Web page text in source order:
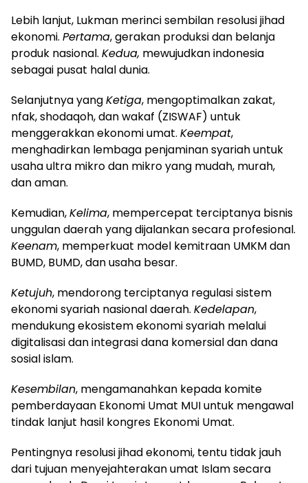
Lebih lanjut, Lukman merinci sembilan resolusi jihad
ekonomi. Pertama, gerakan produksi dan belanja
produk nasional. Kedua, mewujudkan indonesia
sebagai pusat halal dunia.
Selanjutnya yangKetiga, mengoptimalkan zakat,
nfak, shodaqoh, dan wakaf (ZISWAF) untuk
menggerakkan ekonomi umat. Keempat,
menghadirkan lembaga penjaminan syariah untuk
usaha ultra mikro dan mikro yang mudah, murah,
dan aman.
Kemudian,Kelima, mempercepat terciptanya bisnis
unggulan daerah yang dijalankan secara profesional.
Keenam, memperkuat model kemitraan UMKM dan
BUMD, BUMD, dan usaha besar.
Ketujuh, mendorong terciptanya regulasi sistem
ekonomi syariah nasional daerah. Kedelapan,
mendukung ekosistem ekonomi syariah melalui
digitalisasi dan integrasi dana komersial dan dana
sosial islam.
Kesembilan, mengamanahkan kepada komite
pemberdayaan Ekonomi Umat MUI untuk mengawal
tindak lanjut hasil kongres Ekonomi Umat.
Pentingnya resolusi jihad ekonomi, tentu tidak jauh
dari tujuan menyejahterakan umat Islam secara